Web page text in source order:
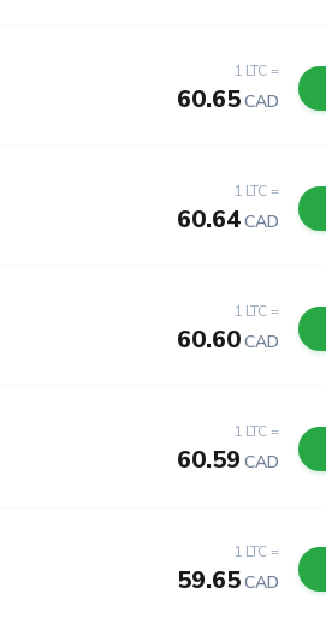
1 LTC =
60.65CAD
1 LTC =
60.64CAD
1 LTC =
60.60CAD
1 LTC =
60.59 CAD
1 LTC =
59.65CAD